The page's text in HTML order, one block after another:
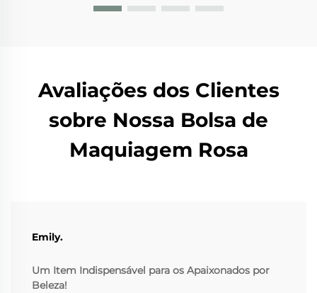
Avaliações dos Clientes
sobre Nossa Bolsa de
Maquiagem Rosa
Emily.
Um Item Indispensável para os Apaixonados por
Beleza!